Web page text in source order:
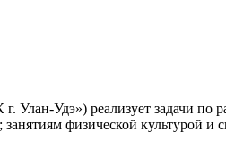
Удэ») реализует задачи по
физической культурой и